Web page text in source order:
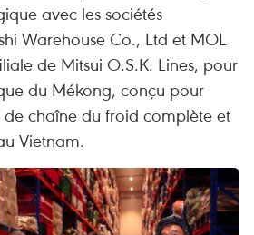
avec les sociétés
Warehouse Co., Ltd et MOL
de Mitsui O.S.K. Lines, pour
du Mékong, conçu pour
chaîne du froid complète et
Vietnam.